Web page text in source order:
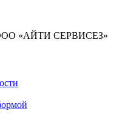
«АЙТИ СЕРВИСЕЗ»